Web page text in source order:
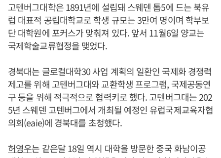
고텐버그대학은 1891년에 설립돼 스웨덴 톱5에 드는 북유
럽 대표적 공립대학교로 학생 규모는 3만여 명이며 학부보
단 대학원에 포커스가 맞춰져 있다. 앞서 11월6일 양교는
국제학술교류협정을 맺었다.
경북대는 글로컬대학30 사업 계획의 일환인 국제화 경쟁력
제고를 위해 고텐버그대와 교환학생 프로그램, 국제공동연
구 등을 위해 적극적으로 협력키로 했다. 고텐버그대는 202
5년 스웨덴 고텐버그에서 개최될 예정인 유럽국제교육자협
의회(eaie)에 경북대를 초청했다.
허영우는 같은달 18일 역시 대학을 방문한 중국 화남이공